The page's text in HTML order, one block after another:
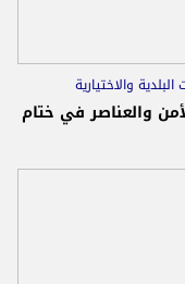
البلدية والاختيارية
والعناصر في ختام